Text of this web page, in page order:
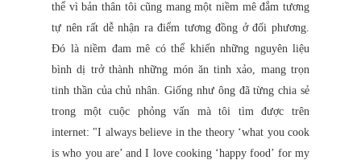
thể vì bản thân tôi cũng mang một niềm mê đắm tương
tự nên rất dễ nhận ra điểm tương đồng ở đối phương.
Đó là niềm đam mê có thể khiến những nguyên liệu
bình dị trở thành những món ăn tinh xảo, mang trọn
tinh thần của chủ nhân. Giống như ông đã từng chia sẻ
trong một cuộc phỏng vấn mà tôi tìm được trên
internet: "I always believe in the theory ‘what you cook
is who you are’ and I love cooking ‘happy food’ for my